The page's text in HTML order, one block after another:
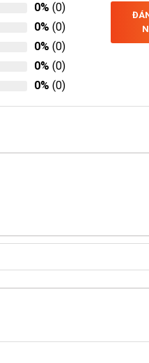
0% (0)
0% (0)
0% (0)
0% (0)
0% (0)